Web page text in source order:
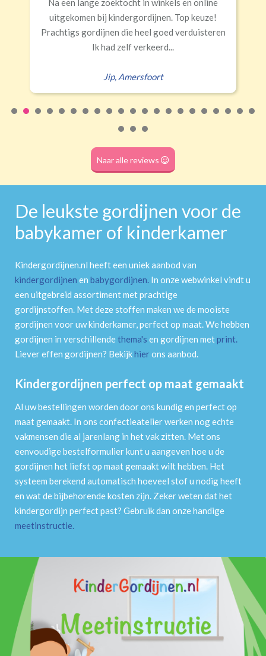
Snelle levering, alles netjes aangekomen
Erald,Zeist
Naar alle reviews
De leukste gordijnen voor de
babykamer of kinderkamer
Kindergordijnen.nl heeft een uniek aanbod van
kindergordijnen en babygordijnen. In onze webwinkel vindt u
een uitgebreid assortiment met prachtige
gordijnstoffen. Met deze stoffen maken we de mooiste
gordijnen voor uw kinderkamer, perfect op maat. We hebben
gordijnen in verschillendethema's en gordijnen metprint.
Liever effen gordijnen? Bekijkhierons aanbod.
Kindergordijnen perfect op maat gemaakt
Al uw bestellingen worden door ons kundig en perfect op
maat gemaakt. In ons confectieatelier werken nog echte
vakmensen die al jarenlang in het vak zitten. Met ons
eenvoudige bestelformulier kunt u aangeven hoe u de
gordijnen het liefst op maat gemaakt wilt hebben. Het
systeem berekend automatisch hoeveel stof u nodig heeft
en wat de bijbehorende kosten zijn. Zeker weten dat het
kindergordijn perfect past? Gebruik dan onze handige
meetinstructie.